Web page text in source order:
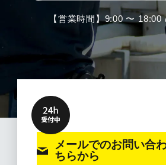
【営業時間】9:00 〜 18:00
メールでのお問い合
ちらから